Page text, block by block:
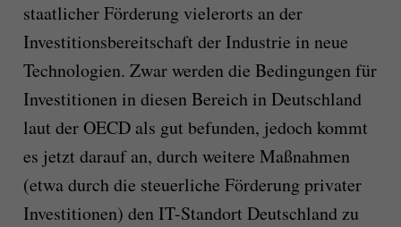
staatlicher Förderung vielerorts an der
Investitionsbereitschaft der Industrie in neue
Technologien. Zwar werden die Bedingungen für
Investitionen in diesen Bereich in Deutschland
laut der OECD als gut befunden, jedoch kommt
es jetzt darauf an, durch weitere Maßnahmen
(etwa durch die steuerliche Förderung privater
Investitionen) den IT-Standort Deutschland zu